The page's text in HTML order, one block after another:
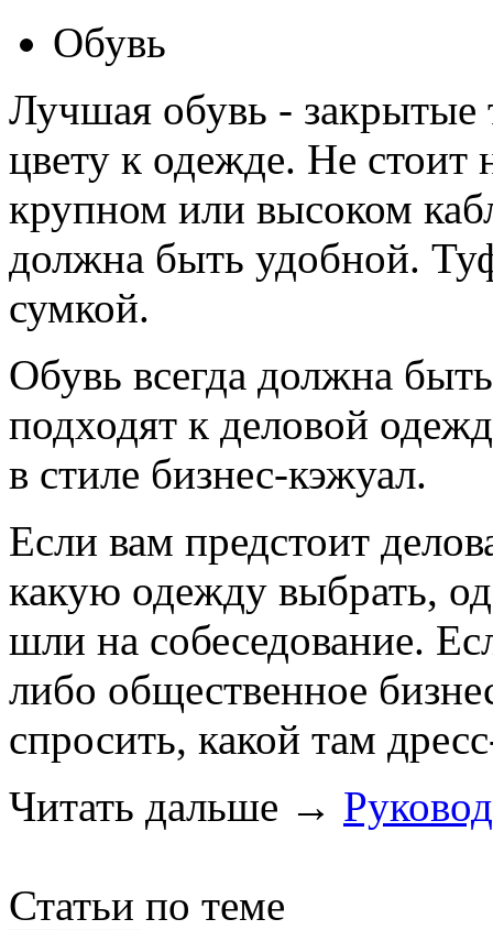
Обувь
Лучшая обувь -
цвету к одежде. Не стоит
крупном или высоком
должна быть удобной.
сумкой.
Обувь всегда должна
подходят к деловой
в стиле бизнес-кэжуал.
Если вам предстоит
какую одежду выбрать,
шли на собеседование.
либо общественное
спросить, какой там
Читать дальше →
Статьи по теме